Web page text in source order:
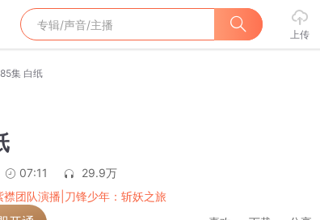
上传
集 白纸
07:11
29.9万
团队演播|刀锋少年：斩妖之旅